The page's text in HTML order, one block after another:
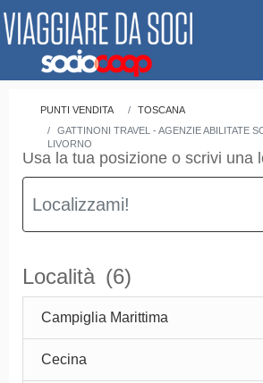
PUNTI VENDITA
TOSCANA
GATTINONI TRAVEL - AGENZIE ABILITATE
LIVORNO
Usa la tua posizione o scrivi una
Località (6)
Campiglia Marittima
Cecina